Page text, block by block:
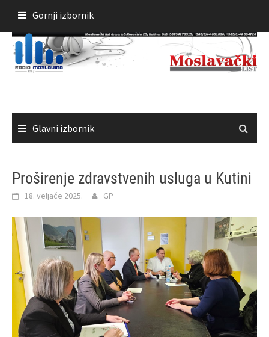
sadržaja
Gornji izbornik
Glavni izbornik
Proširenje zdravstvenih usluga u Kutini
18. veljače 2025. GP